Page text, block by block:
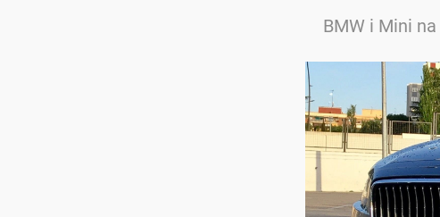
BMW i Mini